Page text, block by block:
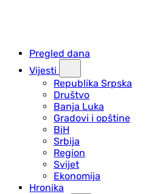
Pregled dana
Vijesti
Republika Srpska
Društvo
Banja Luka
Gradovi i opštine
BiH
Srbija
Region
Svijet
Ekonomija
Hronika